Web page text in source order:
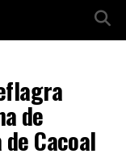
de
Cacoal